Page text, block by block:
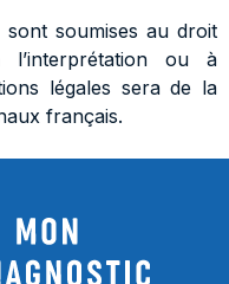
sont soumises au droit
ou à
légales sera de la
français.